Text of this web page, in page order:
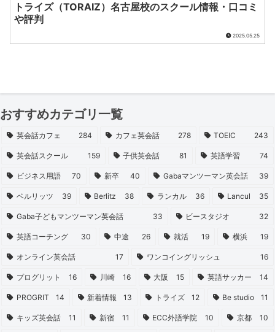
トライズ（TORAIZ）名古屋校のスクール情報・口コミ
や評判
2025.05.25
おすすめカテゴリ一覧
英会話カフェ 284 カフェ英会話 278 TOEIC 243
英会話スクール 159 子供英会話 81 英語学習 74
ビジネス用語 70 新卒 40 Gabaマンツーマン英会話 39
ベルリッツ 39 Berlitz 38 ランカル 36 Lancul 35
Gaba子どもマンツーマン英会話 33 ビースタジオ 32
英語コーチング 30 中途 26 就活 19 横浜 19
オンライン英会話 17 ワンコイングリッシュ 16
プログリット 16 川崎 16 大阪 15 英語サッカー 14
PROGRIT 14 新着情報 13 トライズ 12 Be studio 11
キッズ英会話 11 新宿 11 ECC外語学院 10 京都 10